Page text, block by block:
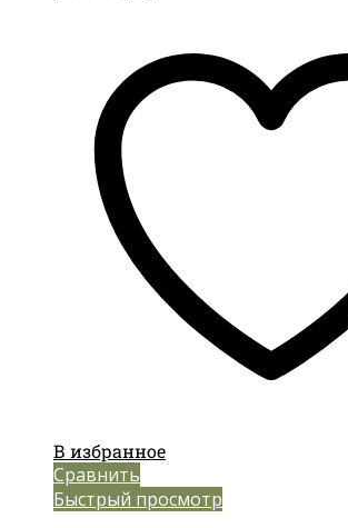
В избранное
Сравнить
Быстрый просмотр